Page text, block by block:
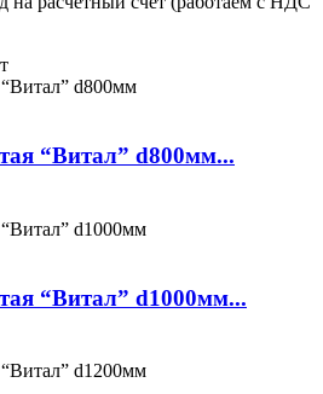
“Витал” d800мм...
“Витал” d1000мм...